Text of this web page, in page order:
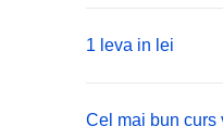
1 leva in lei
Cel mai bun curs